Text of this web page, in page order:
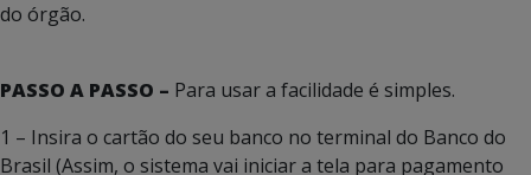
do órgão.
PASSO A PASSO – Para usar a facilidade é simples.
1 – Insira o cartão do seu banco no terminal do Banco do
Brasil (Assim, o sistema vai iniciar a tela para pagamento